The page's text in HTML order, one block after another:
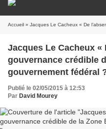
Accueil » Jacques Le Cacheux « De l’absence d’une
Jacques Le Cacheux «
gouvernance crédible
gouvernement fédéral
Publié le 02/05/2015 à 12:53
Par David Mourey